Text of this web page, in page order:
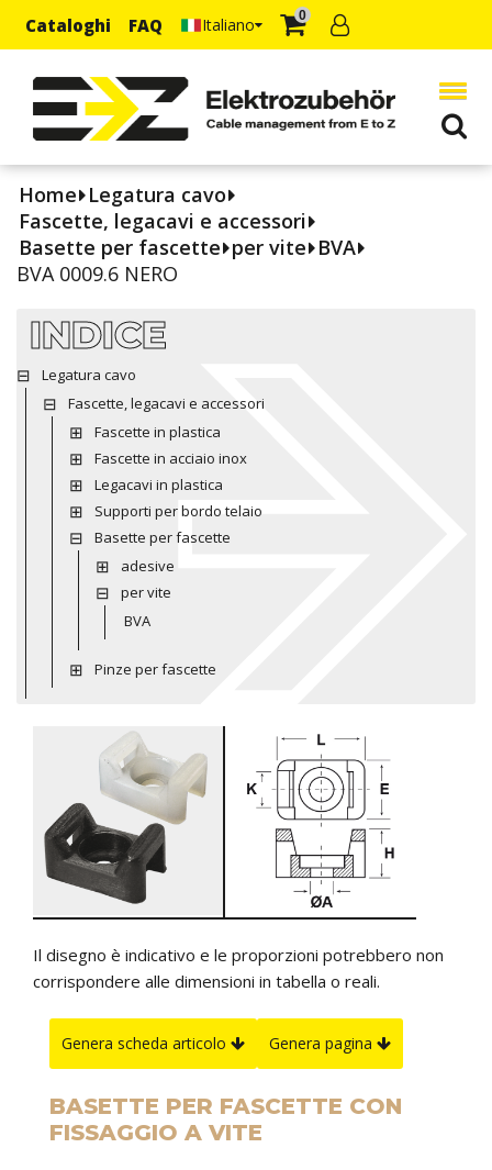
Cataloghi FAQ Italiano 0
Home Legatura cavo
Fascette, legacavi e accessori
Basette per fascette per vite BVA
BVA 0009.6 NERO
INDICE
Legatura cavo
Fascette, legacavi e accessori
Fascette in plastica
Fascette in acciaio inox
Legacavi in plastica
Supporti per bordo telaio
Basette per fascette
adesive
per vite
BVA
Pinze per fascette
Il disegno è indicativo e le proporzioni potrebbero non
corrispondere alle dimensioni in tabella o reali.
Genera scheda articolo Genera pagina
BASETTE PER FASCETTE CON
FISSAGGIO A VITE